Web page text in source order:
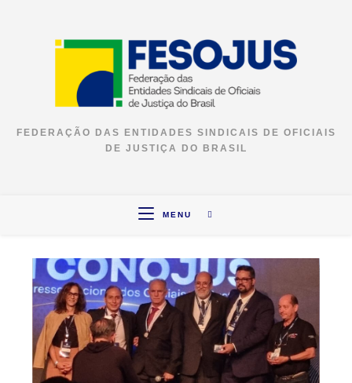
FEDERAÇÃO DAS ENTIDADES SINDICAIS DE OFICIAIS
DE JUSTIÇA DO BRASIL
MENU